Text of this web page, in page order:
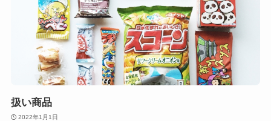
扱い商品
2022年1月1日